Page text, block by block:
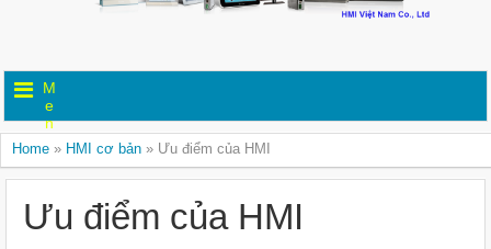
M
e
n
Home » HMI cơ bản » Ưu điểm của HMI
Ưu điểm của HMI